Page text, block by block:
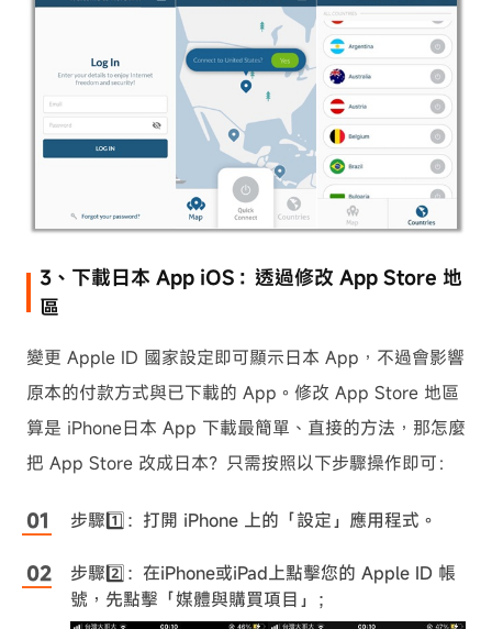
3、下載日本 App iOS：透過修改 App Store 地
區
變更 Apple ID 國家設定即可顯示日本 App，不過會影響
原本的付款方式與已下載的 App。修改 App Store 地區
算是 iPhone日本 App 下載最簡單、直接的方法，那怎麼
把 App Store 改成日本？只需按照以下步驟操作即可：
步驟1️⃣：打開 iPhone 上的「設定」應用程式。
步驟2️⃣：在iPhone或iPad上點擊您的 Apple ID 帳
號，先點擊「媒體與購買項目」；